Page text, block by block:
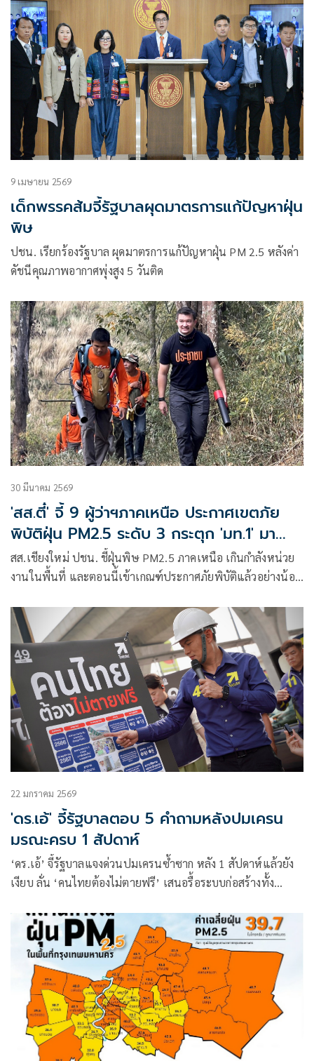
คนไทย มอบหน้ากากอนามัยทางการแพทย์ “Double A Care”
9 เมษายน 2569
เด็กพรรคส้มจี้รัฐบาลผุดมาตรการแก้ปัญหาฝุ่น
พิษ
ปชน. เรียกร้องรัฐบาล ผุดมาตรการแก้ปัญหาฝุ่น PM 2.5 หลังค่า
ดัชนีคุณภาพอากาศพุ่งสูง 5 วันติด
30 มีนาคม 2569
'สส.ตี๋' จี้ 9 ผู้ว่าฯภาคเหนือ ประกาศเขตภัย
พิบัติฝุ่น PM2.5 ระดับ 3 กระตุก 'มท.1' มา
บัญชาการเอง
สส.เชียงใหม่ ปชน. ชี้ฝุ่นพิษ​ PM2.5 ภาคเหนือ เกินกำลังหน่วย
งานในพื้นที่​ และตอนนี้เข้าเกณฑ์ประกาศภัยพิบัติแล้วอย่างน้อย​
ระดับสาม
22 มกราคม 2569
'ดร.เอ้' จี้รัฐบาลตอบ 5 คำถามหลังปมเครน
มรณะครบ 1 สัปดาห์
‘ดร.เอ้’ จี้รัฐบาลแจงด่วนปมเครนซ้ำซาก หลัง 1 สัปดาห์แล้วยัง
เงียบ ลั่น ‘คนไทยต้องไม่ตายฟรี’ เสนอรื้อระบบก่อสร้างทั้ง